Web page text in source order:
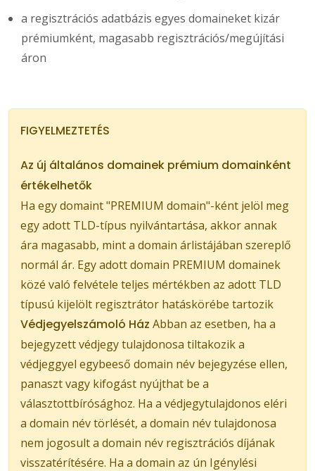
a regisztrációs adatbázis egyes domaineket kizár
prémiumként, magasabb regisztrációs/megújítási
áron
FIGYELMEZTETÉS
Az új általános domainek prémium domainként
értékelhetők
Ha egy domaint "PREMIUM domain"-ként jelöl meg
egy adott TLD-típus nyilvántartása, akkor annak
ára magasabb, mint a domain árlistájában szereplő
normál ár. Egy adott domain PREMIUM domainek
közé való felvétele teljes mértékben az adott TLD
típusú kijelölt regisztrátor hatáskörébe tartozik
Védjegyelszámoló Ház Abban az esetben, ha a
bejegyzett védjegy tulajdonosa tiltakozik a
védjeggyel egybeeső domain név bejegyzése ellen,
panaszt vagy kifogást nyújthat be a
választottbírósághoz. Ha a védjegytulajdonos eléri
a domain név törlését, a domain név tulajdonosa
nem jogosult a domain név regisztrációs díjának
visszatérítésére. Ha a domain az ún Igénylési